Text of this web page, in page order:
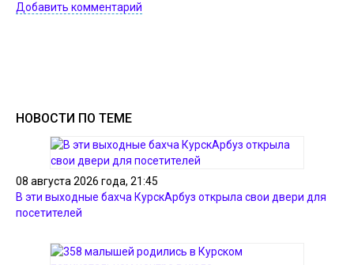
Добавить комментарий
НОВОСТИ ПО ТЕМЕ
08 августа 2026 года, 21:45
В эти выходные бахча КурскАрбуз открыла свои двери для
посетителей